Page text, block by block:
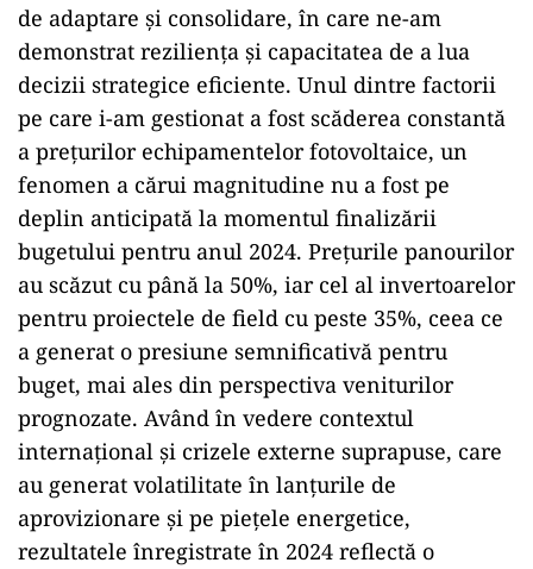
de adaptare și consolidare, în care ne-am
demonstrat reziliența și capacitatea de a lua
decizii strategice eficiente. Unul dintre factorii
pe care i-am gestionat a fost scăderea constantă
a prețurilor echipamentelor fotovoltaice, un
fenomen a cărui magnitudine nu a fost pe
deplin anticipată la momentul finalizării
bugetului pentru anul 2024. Prețurile panourilor
au scăzut cu până la 50%, iar cel al invertoarelor
pentru proiectele de field cu peste 35%, ceea ce
a generat o presiune semnificativă pentru
buget, mai ales din perspectiva veniturilor
prognozate. Având în vedere contextul
internațional și crizele externe suprapuse, care
au generat volatilitate în lanțurile de
aprovizionare și pe piețele energetice,
rezultatele înregistrate în 2024 reflectă o